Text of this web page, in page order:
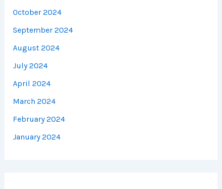
October 2024
September 2024
August 2024
July 2024
April 2024
March 2024
February 2024
January 2024